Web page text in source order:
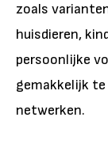
zoals
huisdieren,
persoonlijke
gemakkelijk
netwerken.